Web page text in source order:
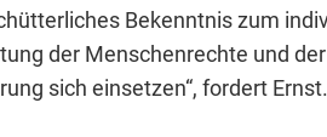
Bekenntnis zum
der Menschenrechte und
sich einsetzen“, fordert Ernst.